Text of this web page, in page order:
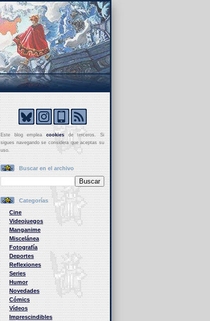
Este blog empleacookies de terceros. Si
sigues navegando se considera que aceptas su
uso.
Buscar en el archivo
Categorías
Cine
Videojuegos
Manganime
Miscelánea
Fotografía
Deportes
Reflexiones
Series
Humor
Novedades
Cómics
Vídeos
Imprescindibles